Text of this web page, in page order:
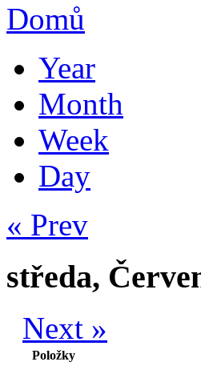
Domů
Year
Month
Week
Day
« Prev
středa,
Next »
Položky